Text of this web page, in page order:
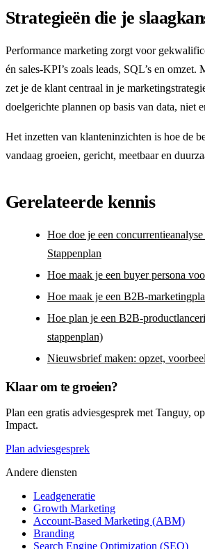
Strategieën die je
Performance marketing zorgt voor
én sales-KPI’s zoals leads, SQL’s en omzet.
zet je de klant centraal in je
doelgerichte plannen op basis van data, niet
Het inzetten van klanteninzichten is hoe de
vandaag groeien, gericht, meetbaar en
Gerelateerde kennis
Hoe doe je een
Stappenplan
Hoe maak je een buyer persona
Hoe maak je een B2B-
Hoe plan je een B2B-
stappenplan)
Nieuwsbrief maken: opzet,
Klaar om te groeien?
Plan een gratis adviesgesprek met Tanguy,
Impact.
Plan adviesgesprek
Andere diensten
Leadgeneratie
Growth Marketing
Account-Based Marketing (ABM)
Branding
Search Engine Optimization (SEO)